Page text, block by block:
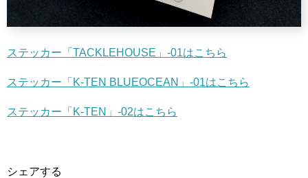
ステッカー「TACKLEHOUSE」-01はこちら
ステッカー「K-TEN BLUEOCEAN」-01はこちら
ステッカー「K-TEN」-02はこちら
シェアする